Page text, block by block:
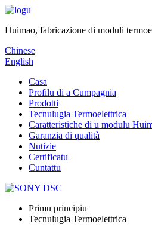
Huimao, fabricazione di moduli
Chinese
English
Casa
Profilu di a Cumpagnia
Prodotti
Tecnulugia Termoelettrica
Caratteristiche di u modulu
Garanzia di qualità
Nutizie
Certificatu
Cuntattu
Primu principiu
Tecnulugia Termoelettrica